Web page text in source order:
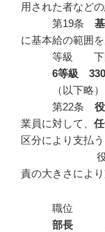
用された者など
第19条
に基本給の範囲
等級 下
6等級
（以下略）
第22条
業員に対して、
区分により支払う
役職のラン
責の大きさにより
ラ
職
部長